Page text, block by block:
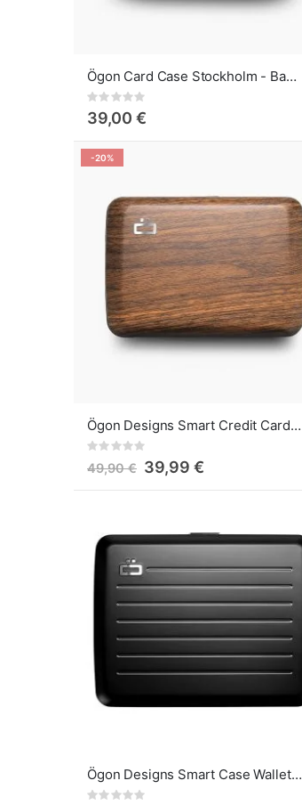
Ögon Card Case Stockholm - Bandana Purple
Rating:
39,00 €
-20%
Ögon Designs Smart Credit Card Case V2 - Cartera de Aluminio Sequoia
Rating:
49,90 € 39,99 €
Ögon Designs Smart Case Wallet Cartera Grande negro
Rating: